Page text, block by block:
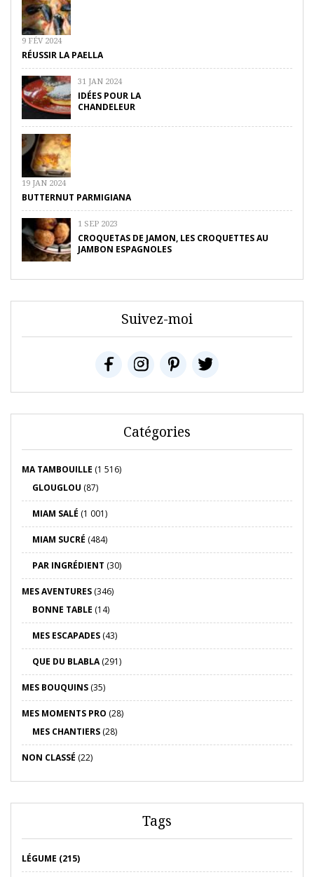
9 FÉV 2024
RÉUSSIR LA PAELLA
31 JAN 2024
IDÉES POUR LA
CHANDELEUR
19 JAN 2024
BUTTERNUT PARMIGIANA
1 SEP 2023
CROQUETAS DE JAMON, LES CROQUETTES AU
JAMBON ESPAGNOLES
Suivez-moi
Catégories
MA TAMBOUILLE (1 516)
GLOUGLOU (87)
MIAM SALÉ (1 001)
MIAM SUCRÉ (484)
PAR INGRÉDIENT (30)
MES AVENTURES (346)
BONNE TABLE (14)
MES ESCAPADES (43)
QUE DU BLABLA(291)
MES BOUQUINS (35)
MES MOMENTS PRO (28)
MES CHANTIERS (28)
NON CLASSÉ (22)
Tags
LÉGUME (215)